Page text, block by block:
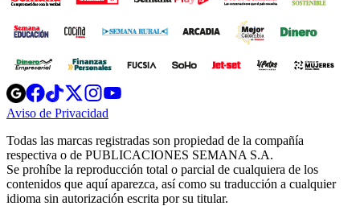
Opens
in
new
Opens
in
new
Opens
in
new
window
Opens
new
windowwindow
Aviso de Privacidad
new
window
Todas las marcas registradas son propiedad de la compañía
respectiva o de PUBLICACIONES SEMANA S.A.
Se prohíbe la reproducción total o parcial de cualquiera de los
contenidos que aquí aparezca, así como su traducción a cualquier
idioma sin autorización escrita por su titular.